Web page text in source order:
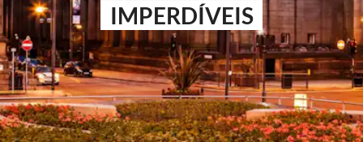
IMPERDÍVEIS